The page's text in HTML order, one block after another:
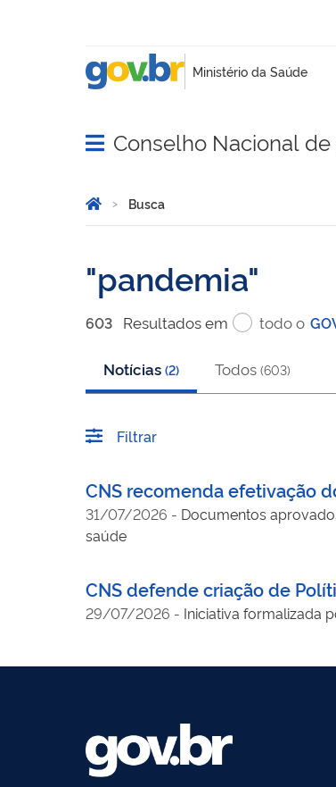
Abrir menu principal de navegação
Conselho Nacional de
Você está aqui:
Página Inicial
Busca
pandemia
603 Resultadosem todo o
Notícias (2) Todos (603)
Filtrar
CNS recomenda efetivação
31/07/2026 - Documentos
saúde
CNS defende criação de
29/07/2026 - Iniciativa formalizada